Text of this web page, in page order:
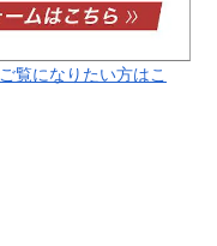
覧になりたい方はこ